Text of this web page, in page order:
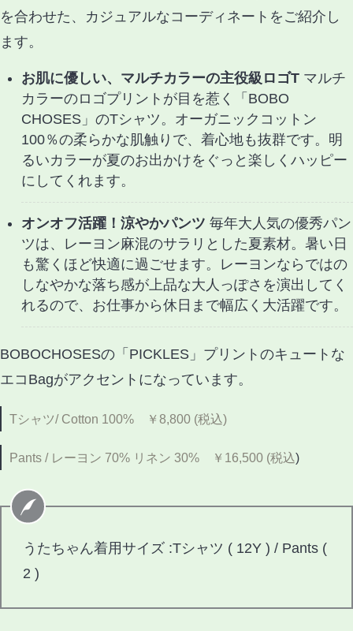
を合わせた、カジュアルなコーディネートをご紹介し
ます。
お肌に優しい、マルチカラーの主役級ロゴTマルチ
カラーのロゴプリントが目を惹く「BOBO
CHOSES」のTシャツ。オーガニックコットン
100％の柔らかな肌触りで、着心地も抜群です。明
るいカラーが夏のお出かけをぐっと楽しくハッピー
にしてくれます。
オンオフ活躍！涼やかパンツ 毎年大人気の優秀パン
ツは、レーヨン麻混のサラリとした夏素材。暑い日
も驚くほど快適に過ごせます。レーヨンならではの
しなやかな落ち感が上品な大人っぽさを演出してく
れるので、お仕事から休日まで幅広く大活躍です。
BOBOCHOSESの「PICKLES」プリントのキュートな
エコBagがアクセントになっています。
Tシャツ/ Cotton 100% ￥8,800 (税込)
Pants / レーヨン 70% リネン 30% ￥16,500 (税込)
うたちゃん着用サイズ :Tシャツ ( 12Y ) / Pants (
2 )